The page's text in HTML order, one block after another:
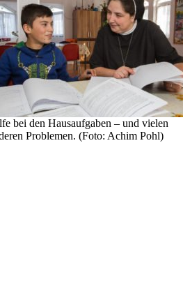
bei den Hausaufgaben – und vielen
Problemen. (Foto: Achim Pohl)